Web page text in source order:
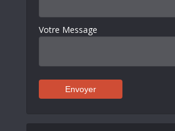
Votre Message